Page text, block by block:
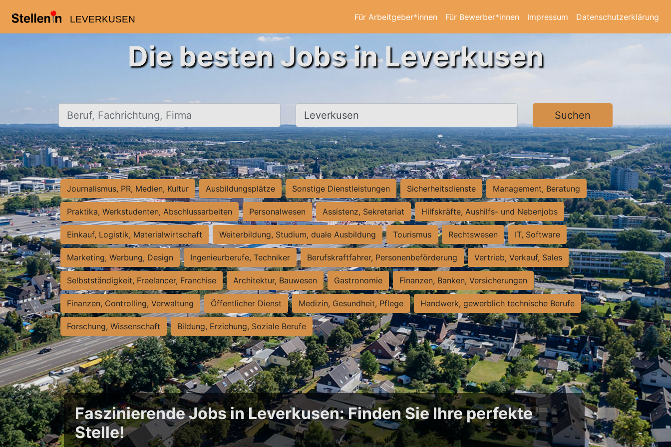
LEVERKUSEN Für Arbeitgeber*innen Für Bewerber*innen Impressum Datenschutzerklärung
Die besten Jobs in Leverkusen
Beruf, Fachrichtung, Firma Ort, Stadt Suchen
Journalismus, PR, Medien, Kultur Ausbildungsplätze Sonstige Dienstleistungen Sicherheitsdienste Management, Beratung
Praktika, Werkstudenten, Abschlussarbeiten Personalwesen Assistenz, Sekretariat Hilfskräfte, Aushilfs- und Nebenjobs
Einkauf, Logistik, Materialwirtschaft Weiterbildung, Studium, duale Ausbildung Tourismus Rechtswesen IT, Software
Marketing, Werbung, Design Ingenieurberufe, Techniker Berufskraftfahrer, Personenbeförderung Vertrieb, Verkauf, Sales
Selbstständigkeit, Freelancer, Franchise Architektur, Bauwesen Gastronomie Finanzen, Banken, Versicherungen
Finanzen, Controlling, Verwaltung Öffentlicher Dienst Medizin, Gesundheit, Pflege Handwerk, gewerblich technische Berufe
Forschung, Wissenschaft Bildung, Erziehung, Soziale Berufe
Faszinierende Jobs in Leverkusen: Finden Sie Ihre perfekte
Stelle!